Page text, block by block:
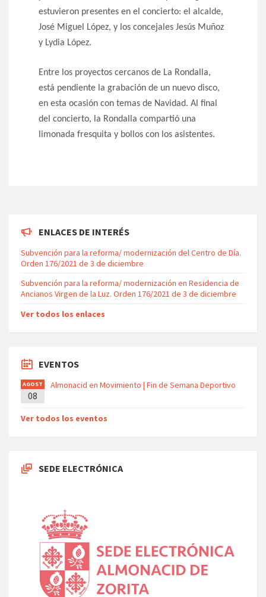
estuvieron presentes en el concierto: el alcalde,
José Miguel López, y los concejales Jesús Muñoz
y Lydia López.
Entre los proyectos cercanos de La Rondalla,
está pendiente la grabación de un nuevo disco,
en esta ocasión con temas de Navidad. Al final
del concierto, la Rondalla compartió una
limonada fresquita y bollos con los asistentes.
ENLACES DE INTERÉS
Subvención para la reforma/ modernización del Centro de Día.
Orden 176/2021 de 3 de diciembre
Subvención para la reforma/ modernización en Residencia de
Ancianos Virgen de la Luz. Orden 176/2021 de 3 de diciembre
Ver todos los enlaces
EVENTOS
AGOST
O
08
Almonacid en Movimiento | Fin de Semana Deportivo
Ver todos los eventos
SEDE ELECTRÓNICA